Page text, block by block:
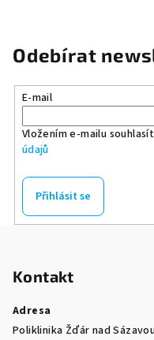
Odebírat
E-mail
Vložením e-mailu
údajů
Přihlásit se
Kontakt
Adresa
Poliklinika Žďár nad